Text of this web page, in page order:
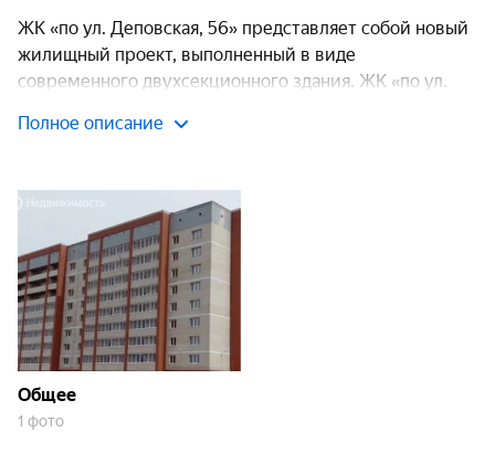
ЖК «по ул. Деповская, 56» представляет собой новый
жилищный проект, выполненный в виде
современного двухсекционного здания. ЖК «по ул.
потребностей будущих жильцов и предлагает
конфигурации: от компактных студий до просторных
трехкомнатных квартир.
Транспортная доступность
Комплекс удачно расположен на расстоянии всего 2,5
км от исторического центра города. Стратегическое
Прудской и Промплощадки — обеспечивает легкий
доступ к основным транспортным артериям. Рядом с
Полное описание
Общее
1 фото